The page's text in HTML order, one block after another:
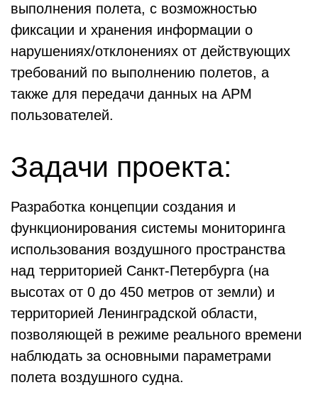
выполнения полета, с возможностью
фиксации и хранения информации о
нарушениях/отклонениях от действующих
требований по выполнению полетов, а
также для передачи данных на АРМ
пользователей.
Задачи проекта:
Разработка концепции создания и
функционирования системы мониторинга
использования воздушного пространства
над территорией Санкт-Петербурга (на
высотах от 0 до 450 метров от земли) и
территорией Ленинградской области,
позволяющей в режиме реального времени
наблюдать за основными параметрами
полета воздушного судна.